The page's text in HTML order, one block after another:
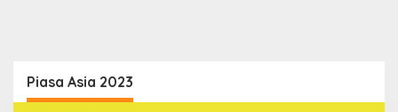
Piasa Asia 2023